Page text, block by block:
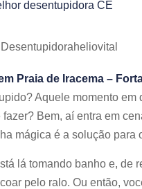
Desentupidoraheliovital
Praia de Iracema –
Aquele momento
Bem, aí entra em
mágica é a solução
lá tomando banho e, de
pelo ralo. Ou então,